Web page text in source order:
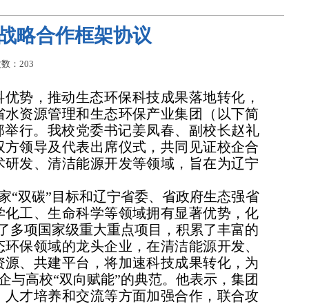
略合作框架协议
： 203
势，推动生态环保科技成果落地转化，
资源管理和生态环保产业集团（以下简
行。我校党委书记姜凤春、副校长赵礼
领导及代表出席仪式，共同见证校企合
发、清洁能源开发等领域，旨在为辽宁
“双碳”目标和辽宁省委、省政府生态强省
工、生命科学等领域拥有显著优势，化
多项国家级重大重点项目，积累了丰富的
保领域的龙头企业，在清洁能源开发、
、共建平台，将加速科技成果转化，为
与高校“双向赋能”的典范。他表示，集团
才培养和交流等方面加强合作，联合攻